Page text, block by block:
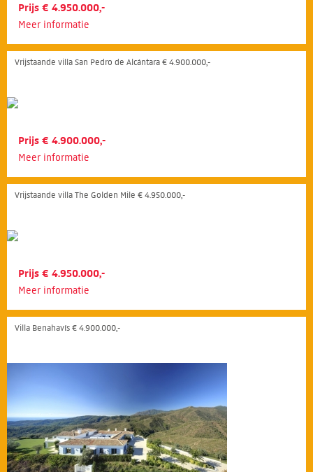
Prijs € 4.950.000,-
Meer informatie
Vrijstaande villa San Pedro de Alcántara € 4.900.000,-
Prijs € 4.900.000,-
Meer informatie
Vrijstaande villa The Golden Mile € 4.950.000,-
Prijs € 4.950.000,-
Meer informatie
Villa Benahavís € 4.900.000,-